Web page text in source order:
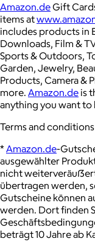
Amazon.deGift
items at
includes products in
Downloads, Film &
Sports & Outdoors,
Garden, Jewelry,
Products, Camera &
more. Amazon.de is
anything you want to
Terms and conditions
*Amazon.de-
ausgewählter
nicht
übertragen werden,
Gutscheine können
werden. Dort ﬁnden
beträgt 10 Jahre ab